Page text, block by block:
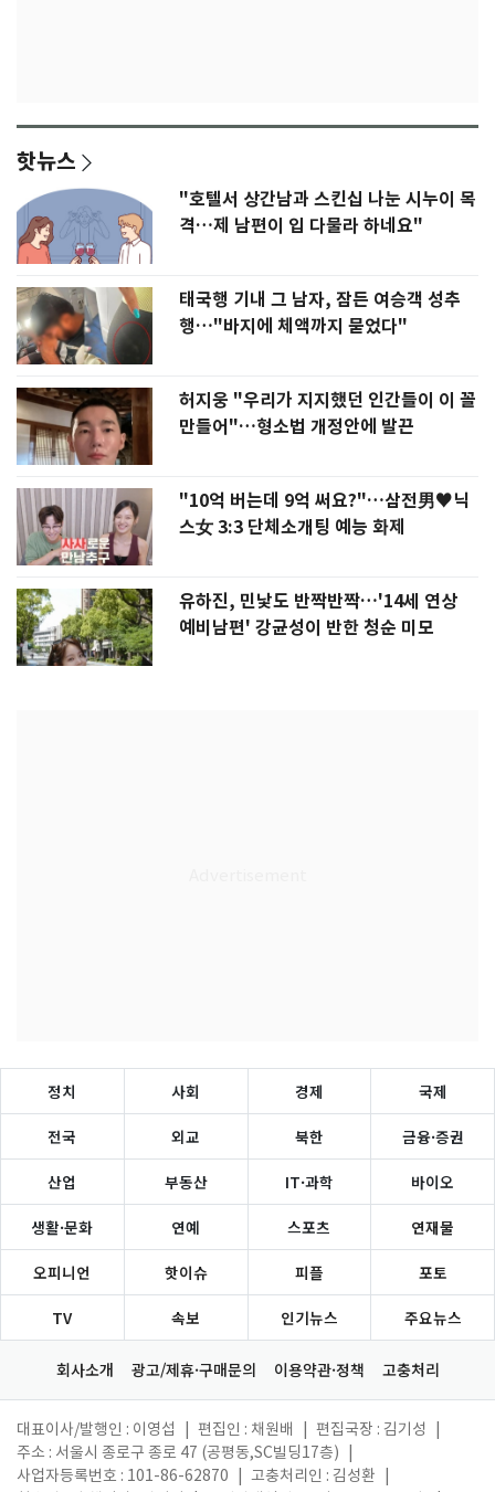
핫뉴스
"호텔서 상간남과 스킨십 나눈 시누이 목
격…제 남편이 입 다물라 하네요"
태국행 기내 그 남자, 잠든 여승객 성추
행…"바지에 체액까지 묻었다"
허지웅 "우리가 지지했던 인간들이 이 꼴
만들어"…형소법 개정안에 발끈
"10억 버는데 9억 써요?"…삼전男♥닉
스女 3:3 단체소개팅 예능 화제
유하진, 민낯도 반짝반짝…'14세 연상
예비남편' 강균성이 반한 청순 미모
정치 사회 경제 국제
전국 외교 북한 금융·증권
산업 부동산 IT·과학 바이오
생활·문화 연예 스포츠 연재물
오피니언 핫이슈 피플 포토
TV 속보 인기뉴스 주요뉴스
회사소개 광고/제휴·구매문의 이용약관·정책 고충처리
대표이사/발행인 : 이영섭 편집인 : 채원배 편집국장 : 김기성
주소 : 서울시 종로구 종로 47 (공평동,SC빌딩17층)
사업자등록번호 : 101-86-62870
고충처리인 : 김성환